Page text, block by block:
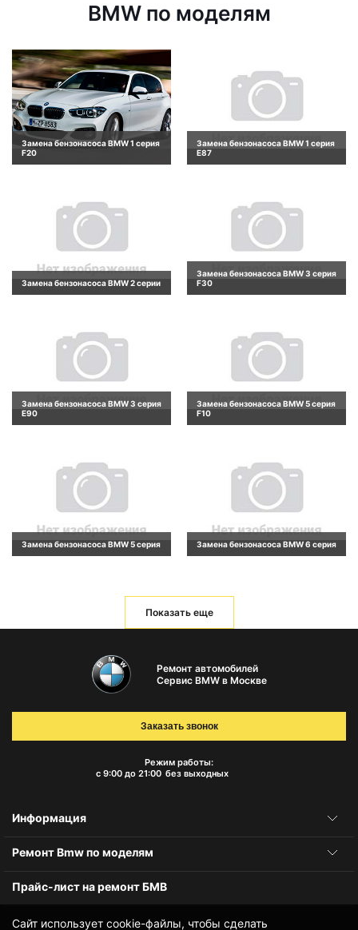
BMW по моделям
Замена бензонасоса BMW 1 серия
F20
Замена бензонасоса BMW 1 серия
E87
Замена бензонасоса BMW 2 серии
Замена бензонасоса BMW 3 серия
F30
Замена бензонасоса BMW 3 серия
E90
Замена бензонасоса BMW 5 серия
F10
Замена бензонасоса BMW 5 серия Замена бензонасоса BMW 6 серия
Показать еще
Сайт использует cookie-файлы, чтобы сделать
Ремонт автомобилей
Сервис BMW в Москве
Режим работы:
с 9:00 до 21:00 без выходных
Заказать звонок
Информация
Ремонт Bmw по моделям
Прайс-лист на ремонт БМВ